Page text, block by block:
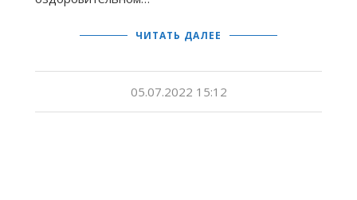
ЧИТАТЬ ДАЛЕЕ
05.07.2022 15:12